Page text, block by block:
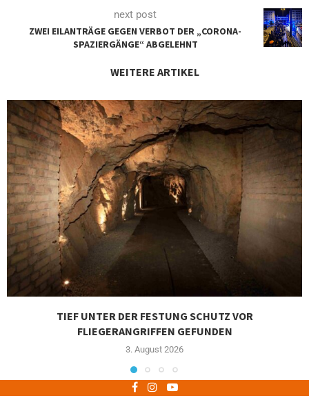
next post
ZWEI EILANTRÄGE GEGEN VERBOT DER „CORONA-
SPAZIERGÄNGE“ ABGELEHNT
WEITERE ARTIKEL
TIEF UNTER DER FESTUNG SCHUTZ VOR
FLIEGERANGRIFFEN GEFUNDEN
3. August 2026